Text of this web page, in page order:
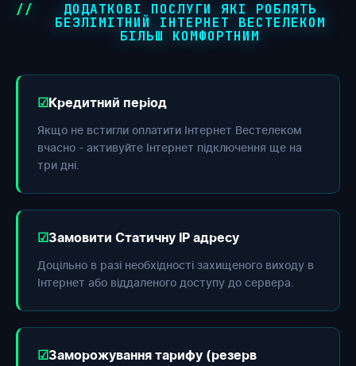
ДОДАТКОВІ ПОСЛУГИ ЯКІ РОБЛЯТЬ
БЕЗЛІМІТНИЙ ІНТЕРНЕТ ВЕСТЕЛЕКОМ
БІЛЬШ КОМФОРТНИМ
Кредитний період
Якщо не встигли оплатити Інтернет Вестелеком
вчасно - активуйте Інтернет підключення ще на
три дні.
Замовити Статичну IP адресу
Доцільно в разі необхідності захищеного виходу в
Інтернет або віддаленого доступу до сервера.
Заморожування тарифу (резерв